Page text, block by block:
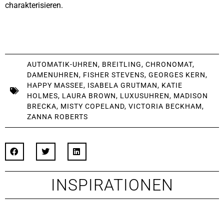
charakterisieren.
AUTOMATIK-UHREN, BREITLING, CHRONOMAT,
DAMENUHREN, FISHER STEVENS, GEORGES KERN,
HAPPY MASSEE, ISABELA GRUTMAN, KATIE
HOLMES, LAURA BROWN, LUXUSUHREN, MADISON
BRECKA, MISTY COPELAND, VICTORIA BECKHAM,
ZANNA ROBERTS
INSPIRATIONEN